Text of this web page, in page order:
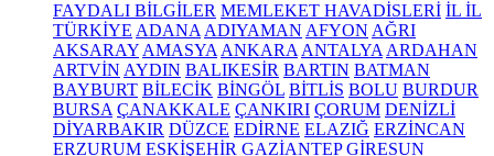
FAYDALI BİLGİLER MEMLEKET HAVADİSLERİ İL İL
TÜRKİYE ADANA ADIYAMAN AFYON AĞRI
AKSARAY AMASYA ANKARA ANTALYA ARDAHAN
ARTVİN AYDIN BALIKESİR BARTIN BATMAN
BAYBURT BİLECİK BİNGÖL BİTLİS BOLU BURDUR
BURSA ÇANAKKALE ÇANKIRI ÇORUM DENİZLİ
DİYARBAKIR DÜZCE EDİRNE ELAZIĞ ERZİNCAN
ERZURUM ESKİŞEHİR GAZİANTEP GİRESUN